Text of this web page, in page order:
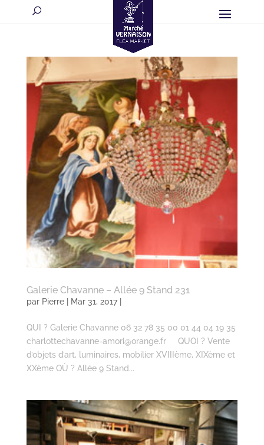
Galerie Chavanne – Allée 9 Stand 231
par Pierre| Mar 31, 2017 |
QUI ? Galerie Chavanne 06 32 78 35 00 01 44 04 19 35
charlottechavanne-amori@orange.fr QUOI ? Vente
d’objets d’art, luminaires, mobilier XVIIIème, XIXème et
XXème OÙ ? Allée 9 Stand...